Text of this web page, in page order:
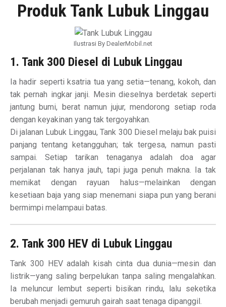
Produk Tank Lubuk Linggau
Ilustrasi By DealerMobil.net
1. Tank 300 Diesel di Lubuk Linggau
Ia hadir seperti ksatria tua yang setia—tenang, kokoh, dan
tak pernah ingkar janji. Mesin dieselnya berdetak seperti
jantung bumi, berat namun jujur, mendorong setiap roda
dengan keyakinan yang tak tergoyahkan.
Di jalanan Lubuk Linggau, Tank 300 Diesel melaju bak puisi
panjang tentang ketangguhan; tak tergesa, namun pasti
sampai. Setiap tarikan tenaganya adalah doa agar
perjalanan tak hanya jauh, tapi juga penuh makna. Ia tak
memikat dengan rayuan halus—melainkan dengan
kesetiaan baja yang siap menemani siapa pun yang berani
bermimpi melampaui batas.
2. Tank 300 HEV di Lubuk Linggau
Tank 300 HEV adalah kisah cinta dua dunia—mesin dan
listrik—yang saling berpelukan tanpa saling mengalahkan.
Ia meluncur lembut seperti bisikan rindu, lalu seketika
berubah menjadi gemuruh gairah saat tenaga dipanggil.